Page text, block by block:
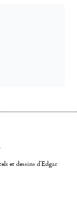
et dessins d'Edgar